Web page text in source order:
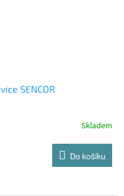
SENCOR
Skladem
Do košíku